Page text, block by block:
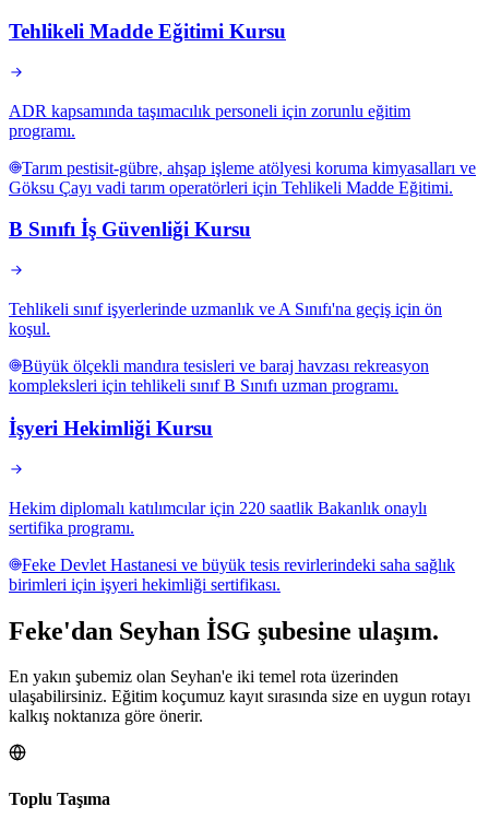
Tehlikeli Madde Eğitimi Kursu
ADR kapsamında taşımacılık personeli için zorunlu eğitim
programı.
Tarım pestisit-gübre, ahşap işleme atölyesi koruma kimyasalları ve
Göksu Çayı vadi tarım operatörleri için Tehlikeli Madde Eğitimi.
B Sınıfı İş Güvenliği Kursu
Tehlikeli sınıf işyerlerinde uzmanlık ve A Sınıfı'na geçiş için ön
koşul.
Büyük ölçekli mandıra tesisleri ve baraj havzası rekreasyon
kompleksleri için tehlikeli sınıf B Sınıfı uzman programı.
İşyeri Hekimliği Kursu
Hekim diplomalı katılımcılar için 220 saatlik Bakanlık onaylı
sertifika programı.
Feke Devlet Hastanesi ve büyük tesis revirlerindeki saha sağlık
birimleri için işyeri hekimliği sertifikası.
Feke'dan Seyhan İSG şubesine ulaşım.
En yakın şubemiz olan Seyhan'e iki temel rota üzerinden
ulaşabilirsiniz. Eğitim koçumuz kayıt sırasında size en uygun rotayı
kalkış noktanıza göre önerir.
Toplu Taşıma